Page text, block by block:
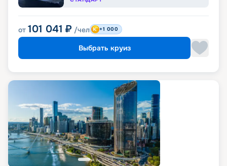
от 101 041 ₽ /чел +1 000
Выбрать круиз